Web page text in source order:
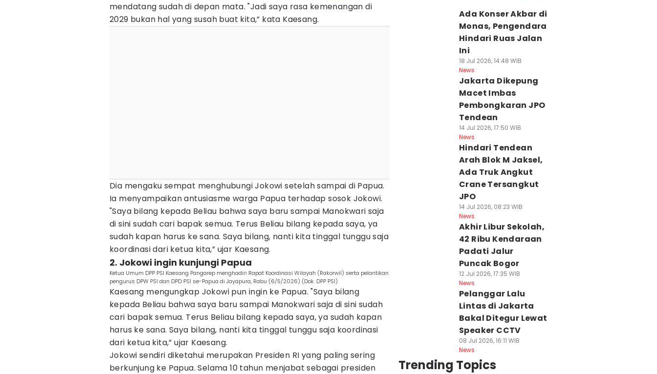
mendatang sudah di depan mata. "Jadi saya rasa kemenangan di
2029 bukan hal yang susah buat kita,” kata Kaesang.
Dia mengaku sempat menghubungi Jokowi setelah sampai di Papua.
Ia menyampaikan antusiasme warga Papua terhadap sosok Jokowi.
"Saya bilang kepada Beliau bahwa saya baru sampai Manokwari saja
di sini sudah cari bapak semua. Terus Beliau bilang kepada saya, ya
sudah kapan harus ke sana. Saya bilang, nanti kita tinggal tunggu saja
koordinasi dari ketua kita,” ujar Kaesang.
2. Jokowi ingin kunjungi Papua
Ketua Umum DPP PSI Kaesang Pangarep menghadiri Rapat Koordinasi Wilayah (Rakorwil) serta pelantikan
pengurus DPW PSI dan DPD PSI se-Papua di Jayapura, Rabu (6/5/2026) (Dok. DPP PSI)
Kaesang mengungkap Jokowi pun ingin ke Papua. "Saya bilang
kepada Beliau bahwa saya baru sampai Manokwari saja di sini sudah
cari bapak semua. Terus Beliau bilang kepada saya, ya sudah kapan
harus ke sana. Saya bilang, nanti kita tinggal tunggu saja koordinasi
dari ketua kita,” ujar Kaesang.
Jokowi sendiri diketahui merupakan Presiden RI yang paling sering
berkunjung ke Papua. Selama 10 tahun menjabat sebagai presiden
Ada Konser Akbar di
Monas, Pengendara
Hindari Ruas Jalan
Ini
18 Jul 2026, 14:48 WIB
News
Jakarta Dikepung
Macet Imbas
Pembongkaran JPO
Tendean
14 Jul 2026, 17:50 WIB
News
Hindari Tendean
Arah Blok M Jaksel,
Ada Truk Angkut
Crane Tersangkut
JPO
14 Jul 2026, 08:23 WIB
News
Akhir Libur Sekolah,
42 Ribu Kendaraan
Padati Jalur
Puncak Bogor
12 Jul 2026, 17:35 WIB
News
Pelanggar Lalu
Lintas di Jakarta
Bakal Ditegur Lewat
Speaker CCTV
08 Jul 2026, 16:11 WIB
News
Trending Topics